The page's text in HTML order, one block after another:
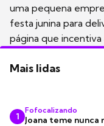
uma pequena
festa junina para
página que incentiva
Mais lidas
1
Fofocalizando
Joana teme nunca